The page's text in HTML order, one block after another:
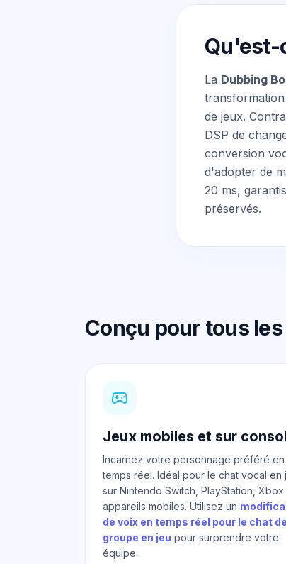
Qu'est-
La Dubbing
de jeux.
DSP de
conversion
d'adopter de
20 ms,
préservés.
Conçu pour tous
Jeux mobiles et sur
Incarnez votre personnage préféré en
temps réel. Idéal pour le chat vocal en
sur Nintendo Switch, PlayStation, Xbox
appareils mobiles. Utilisez un
de voix en temps réel pour le chat de
groupe en jeu pour surprendre votre
équipe.